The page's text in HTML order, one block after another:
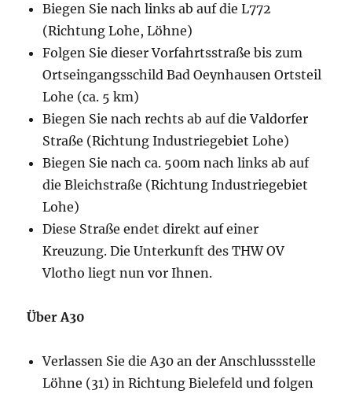
Biegen Sie nach links ab auf die L772
(Richtung Lohe, Löhne)
Folgen Sie dieser Vorfahrtsstraße bis zum
Ortseingangsschild Bad Oeynhausen Ortsteil
Lohe (ca. 5 km)
Biegen Sie nach rechts ab auf die Valdorfer
Straße (Richtung Industriegebiet Lohe)
Biegen Sie nach ca. 500m nach links ab auf
die Bleichstraße (Richtung Industriegebiet
Lohe)
Diese Straße endet direkt auf einer
Kreuzung. Die Unterkunft des THW OV
Vlotho liegt nun vor Ihnen.
Über A30
Verlassen Sie die A30 an der Anschlussstelle
Löhne (31) in Richtung Bielefeld und folgen